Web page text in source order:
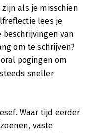
als je misschien
lees je
van
om te schrijven?
pogingen om
sneller
Waar tijd eerder
vaste